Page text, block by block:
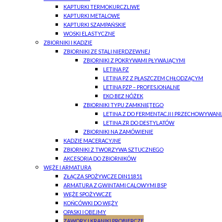
KAPTURKI TERMOKURCZLIWE
KAPTURKI METALOWE
KAPTURKI SZAMPAŃSKIE
WOSKI ELASTYCZNE
ZBIORNIKI I KADZIE
ZBIORNIKI ZE STALI NIERDZEWNEJ
ZBIORNIKI Z POKRYWAMI PŁYWAJĄCYMI
LETINA PZ
LETINA PZ Z PŁASZCZEM CHŁODZĄCYM
LETINA PZP – PROFESJONALNE
EKO BEZ NÓŻEK
ZBIORNIKI TYPU ZAMKNIĘTEGO
LETINA Z DO FERMENTACJI I
LETINA ZR DO DESTYLATÓW
ZBIORNIKI NA ZAMÓWIENIE
KADZIE MACERACYJNE
ZBIORNIKI Z TWORZYWA SZTUCZNEGO
AKCESORIA DO ZBIORNIKÓW
WĘŻE I ARMATURA
ZŁĄCZA SPOŻYWCZE DIN11851
ARMATURA Z GWINTAMI CALOWYMI BSP
WĘŻE SPOŻYWCZE
KOŃCÓWKI DO WĘŻY
OPASKI I OBEJMY